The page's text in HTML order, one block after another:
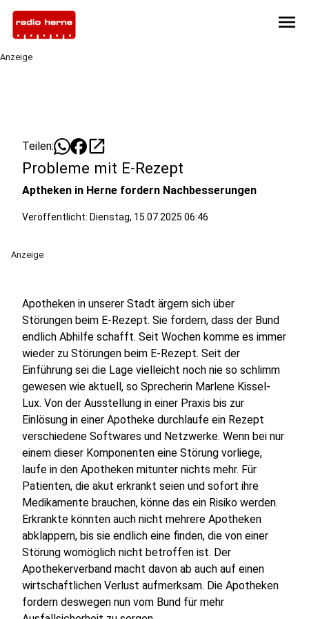
menu
Anzeige
Teilen: open_in_new
Probleme mit E-Rezept
Aptheken in Herne fordern Nachbesserungen
Veröffentlicht: Dienstag, 15.07.2025 06:46
Anzeige
Apotheken in unserer Stadt ärgern sich über
Störungen beim E-Rezept. Sie fordern, dass der Bund
endlich Abhilfe schafft. Seit Wochen komme es immer
wieder zu Störungen beim E-Rezept. Seit der
Einführung sei die Lage vielleicht noch nie so schlimm
gewesen wie aktuell, so Sprecherin Marlene Kissel-
Lux. Von der Ausstellung in einer Praxis bis zur
Einlösung in einer Apotheke durchlaufe ein Rezept
verschiedene Softwares und Netzwerke. Wenn bei nur
einem dieser Komponenten eine Störung vorliege,
laufe in den Apotheken mitunter nichts mehr. Für
Patienten, die akut erkrankt seien und sofort ihre
Medikamente brauchen, könne das ein Risiko werden.
Erkrankte könnten auch nicht mehrere Apotheken
abklappern, bis sie endlich eine finden, die von einer
Störung womöglich nicht betroffen ist. Der
Apothekerverband macht davon ab auch auf einen
wirtschaftlichen Verlust aufmerksam. Die Apotheken
fordern deswegen nun vom Bund für mehr